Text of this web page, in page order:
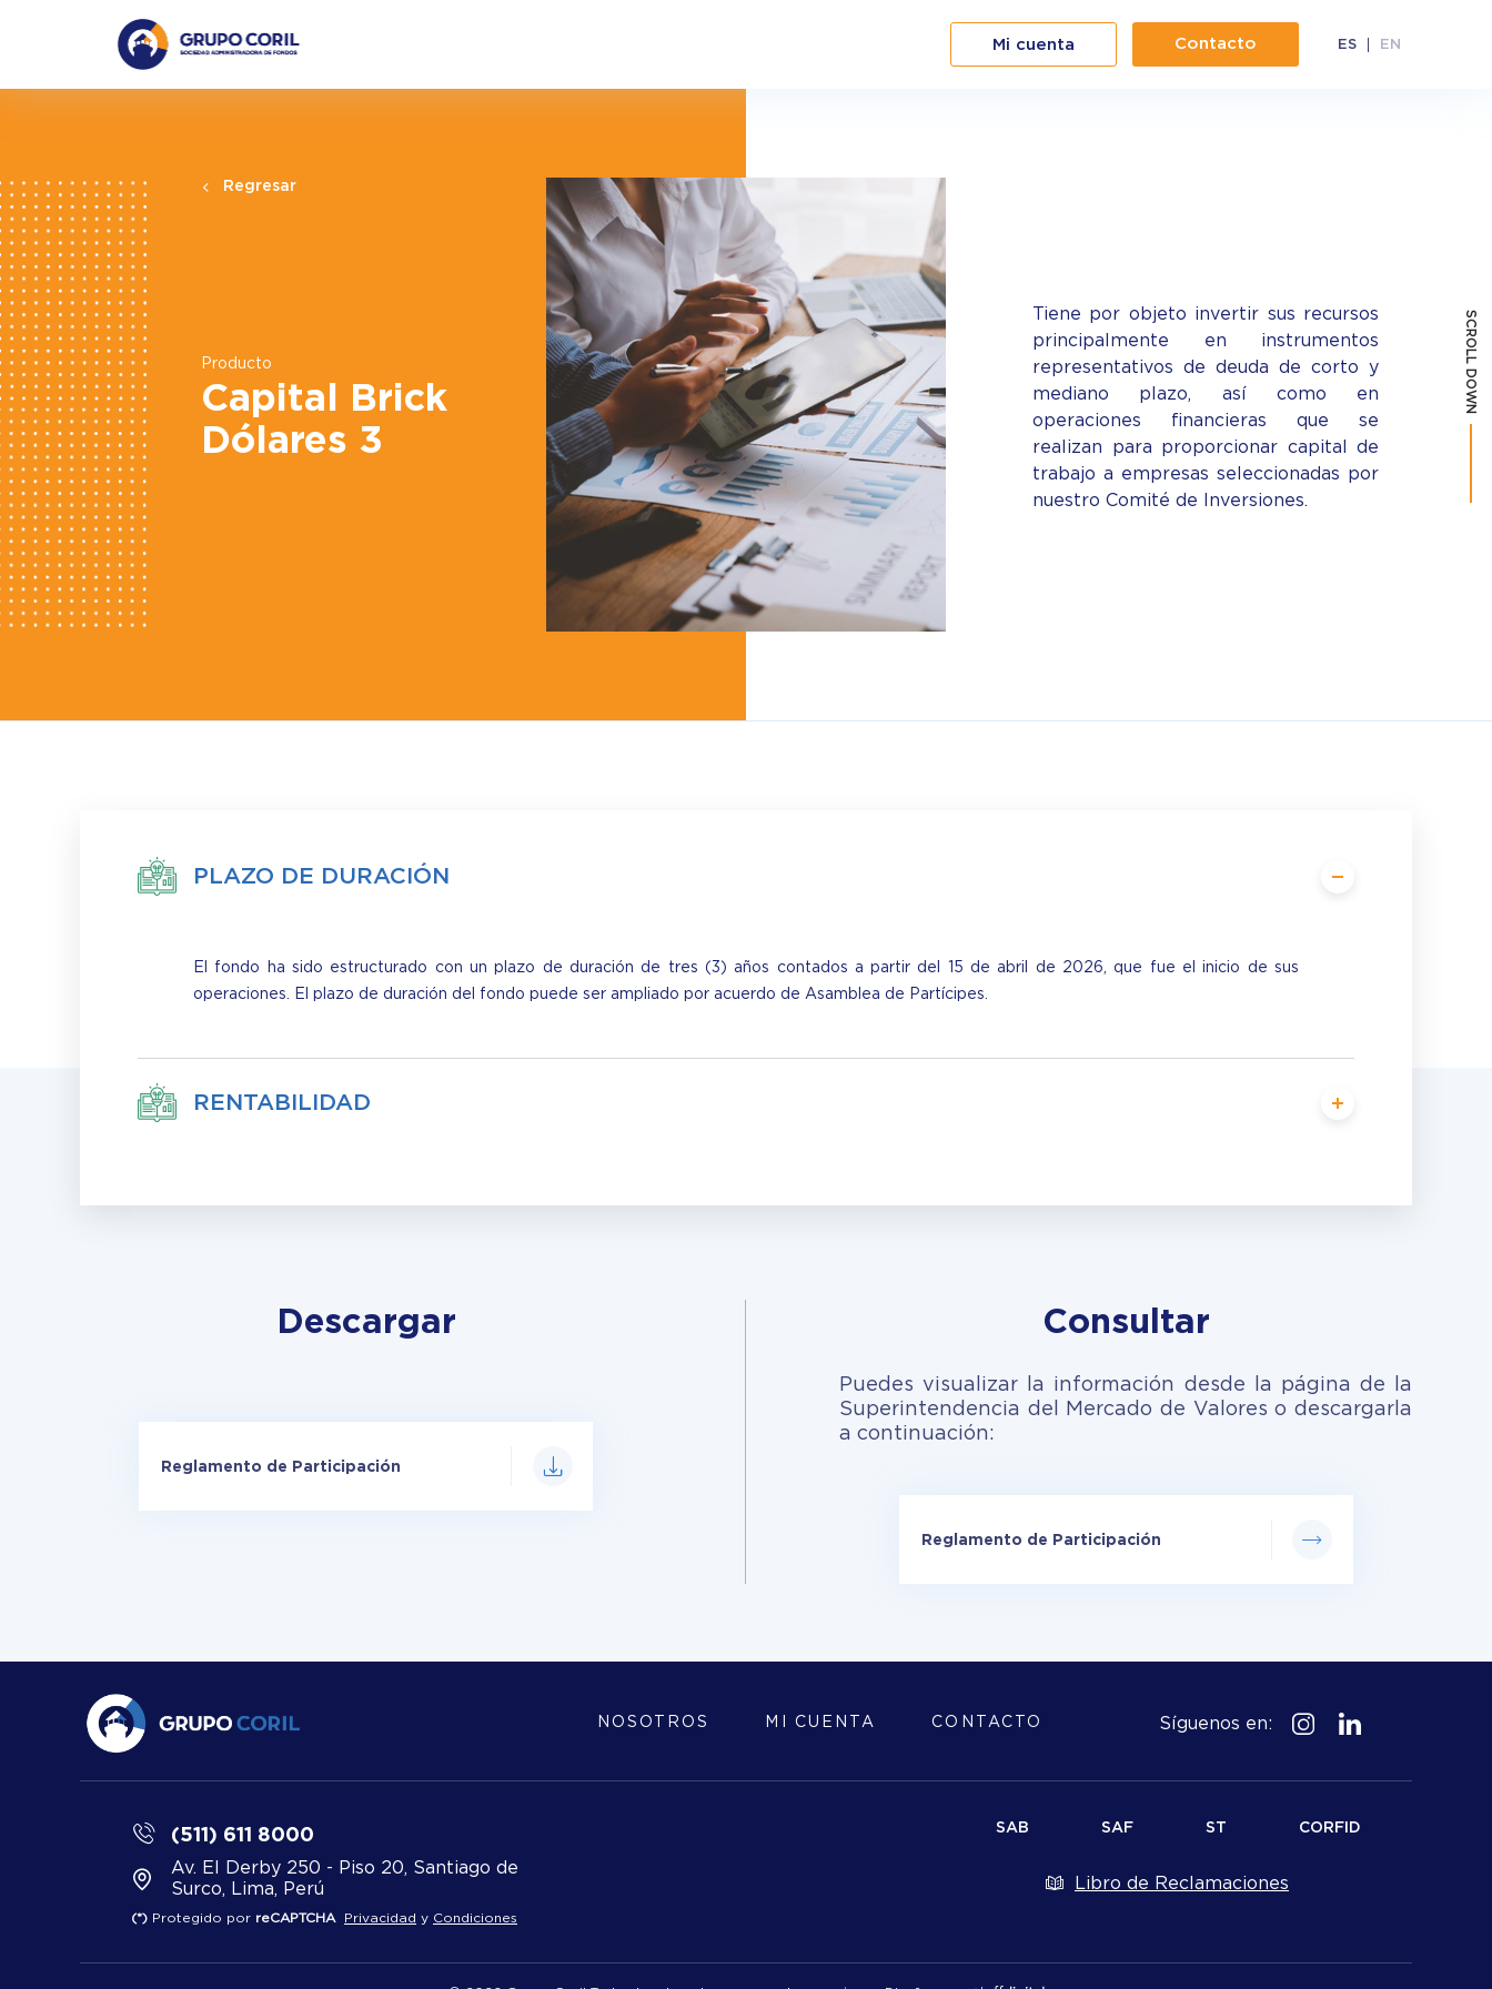
Mi cuenta Contacto ES EN
Regresar
Producto
Capital Brick
Dólares 3
Tiene por objeto invertir sus recursos
principalmente en instrumentos
representativos de deuda de corto y
mediano plazo, así como en
operaciones financieras que se
realizan para proporcionar capital de
trabajo a empresas seleccionadas por
nuestro Comité de Inversiones.
SCROLL DOWN
PLAZO DE DURACIÓN
El fondo ha sido estructurado con un plazo de duración de tres (3) años contados a partir del 15 de abril de 2026, que fue el inicio de sus
operaciones. El plazo de duración del fondo puede ser ampliado por acuerdo de Asamblea de Partícipes.
RENTABILIDAD
Descargar
Reglamento de Participación
Consultar
Puedes visualizar la información desde la página de la
Superintendencia del Mercado de Valores o descargarla
a continuación:
Reglamento de Participación
NOSOTROS MI CUENTA CONTACTO Síguenos en:
(511) 611 8000
Av. El Derby 250 - Piso 20, Santiago de
Surco, Lima, Perú
(*) Protegido por reCAPTCHA Privacidad y Condiciones
SAB SAF ST CORFID
Libro de Reclamaciones